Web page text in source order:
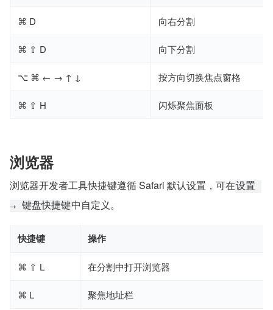
⌘ D 向右分割
⌘ ⇧ D 向下分割
⌥ ⌘ ← → ↑ ↓ 按方向切换焦点窗格
⌘ ⇧ H 闪烁聚焦面板
浏览器
浏览器开发者工具快捷键遵循 Safari 默认设置，可在设置
→ 键盘快捷键中自定义。
快捷键 操作
⌘ ⇧ L 在分割中打开浏览器
⌘ L 聚焦地址栏